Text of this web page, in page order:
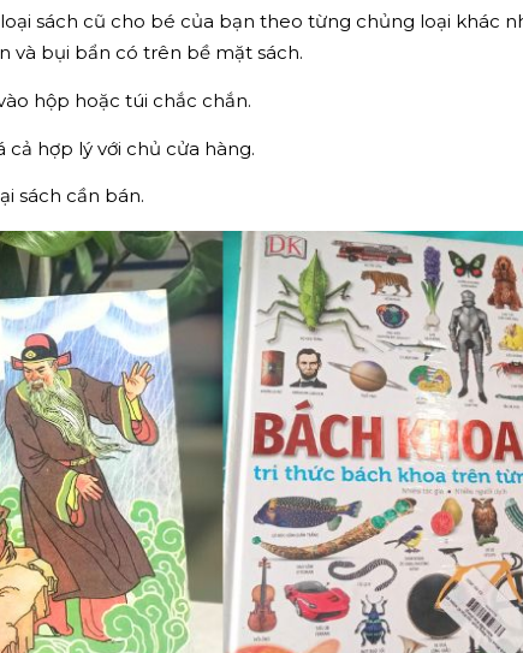
sách cũ cho bé của bạn theo từng chủng loại khác
và bụi bẩn có trên bề mặt sách.
hộp hoặc túi chắc chắn.
cả hợp lý với chủ cửa hàng.
sách cần bán.